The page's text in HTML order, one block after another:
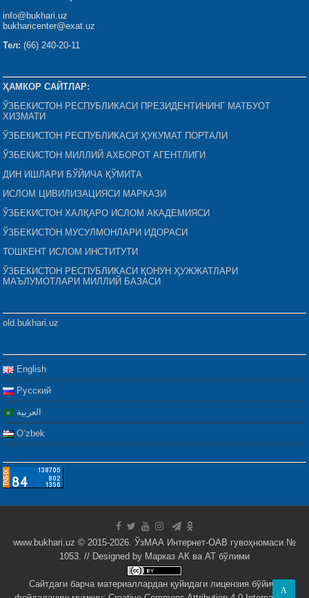
info@bukhari.uz
bukharicenter@exat.uz
Тел: (66) 240-20-11
ҲАМКОР САЙТЛАР:
ЎЗБЕКИСТОН РЕСПУБЛИКАСИ ПРЕЗИДЕНТИНИНГ МАТБУОТ
ХИЗМАТИ
ЎЗБЕКИСТОН РЕСПУБЛИКАСИ ҲУКУМАТ ПОРТАЛИ
ЎЗБЕКИСТОН МИЛЛИЙ АХБОРОТ АГЕНТЛИГИ
ДИН ИШЛАРИ БЎЙИЧА ҚЎМИТА
ИСЛОМ ЦИВИЛИЗАЦИЯСИ МАРКАЗИ
ЎЗБЕКИСТОН ХАЛҚАРО ИСЛОМ АКАДЕМИЯСИ
ЎЗБЕКИСТОН МУСУЛМОНЛАРИ ИДОРАСИ
ТОШКЕНТ ИСЛОМ ИНСТИТУТИ
ЎЗБЕКИСТОН РЕСПУБЛИКАСИ ҚОНУН ҲУЖЖАТЛАРИ
МАЪЛУМОТЛАРИ МИЛЛИЙ БАЗАСИ
old.bukhari.uz
English
Русский
العربية
Oʻzbek
www.bukhari.uz © 2015-2026. ЎзМАА Интернет-ОАВ гувоҳномаси №
1053. // Designed by Марказ АК ва АТ бўлими
Сайтдаги барча материаллардан қуйидаги лицензия бўйича
A